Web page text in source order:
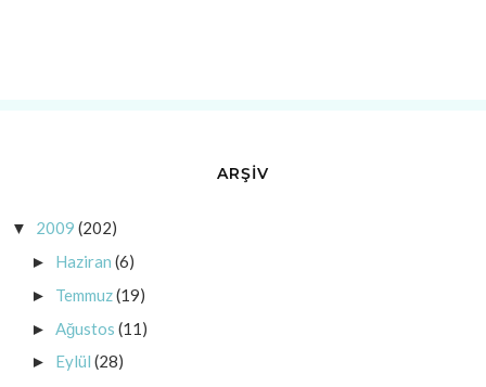
ARŞİV
▼ 2009 (202)
► Haziran (6)
► Temmuz(19)
► Ağustos (11)
► Eylül (28)